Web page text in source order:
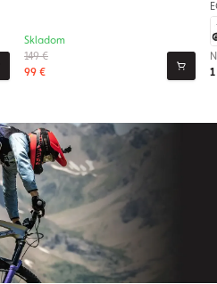
149 €
99 €
Skladom